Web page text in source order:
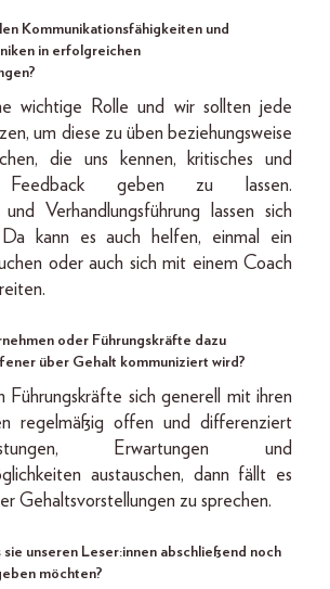
Kommunikationsfähigkeiten und
in erfolgreichen
wichtige Rolle und wir sollten jede
um diese zu üben beziehungsweise
die uns kennen, kritisches und
Feedback geben zu lassen.
und Verhandlungsführung lassen sich
kann es auch helfen, einmal ein
oder auch sich mit einem Coach
oder Führungskräfte dazu
über Gehalt kommuniziert wird?
Führungskräfte sich generell mit ihren
regelmäßig offen und differenziert
Erwartungen und
austauschen, dann fällt es
Gehaltsvorstellungen zu sprechen.
sie unseren Leser:innen abschließend noch
möchten?